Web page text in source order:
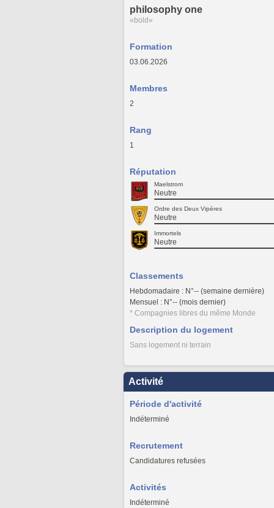
philosophy one
«bold»
Formation
03.06.2026
Membres
2
Rang
1
Réputation
Maelstrom
Neutre
Ordre des Deux Vipères
Neutre
Immortels
Neutre
Classements
Hebdomadaire : N°-- (semaine dernière)
Mensuel : N°-- (mois dernier)
* Compagnies libres du même Monde
Description du logement
Sans logement ni terrain
Activité
Période d'activité
Indéterminé
Recrutement
Candidatures refusées
Activités
Indéterminé